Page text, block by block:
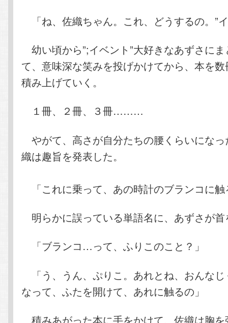
「ね、佐織ちゃん。これ、どうするの。”
幼い頃から”;イベント”大好きなあずさに
て、意味深な笑みを投げかけてから、本を
積み上げていく。
１冊、２冊、３冊………
やがて、高さが自分たちの腰くらいにな
織は趣旨を発表した。
「これに乗って、あの時計のブランコに触
明らかに誤っている単語名に、あずさが
「ブランコ…って、ふりこのこと？」
「う、うん、ぷりこ。あれとね、おんな
なって、ふたを開けて、あれに触るの」
積みあがった本に手をかけて、佐織は胸を